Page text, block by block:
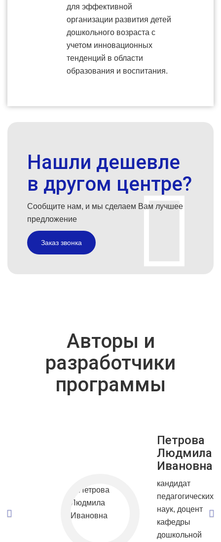
для эффективной
организации развития детей
дошкольного возраста с
учетом инновационных
тенденций в области
образования и воспитания.
Нашли дешевле
в другом центре?
Сообщите нам, и мы сделаем Вам лучшее
предложение
Заказ звонка
Авторы и
разработчики
программы
Петрова
Людмила
Ивановна
кандидат
педагогических
наук, доцент
кафедры
дошкольной